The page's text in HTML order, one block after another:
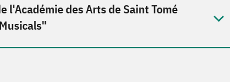
l'Académie des Arts de Saint Tomé